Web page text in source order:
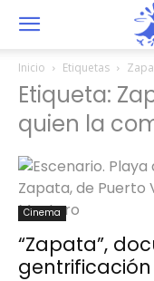
Inicio Etiquetas
Etiqueta:
quien la
Cinema
“Zapata”,